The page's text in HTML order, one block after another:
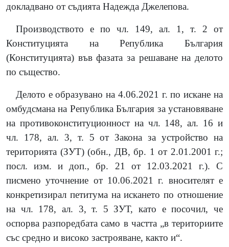
докладвано от съдията Надежда Джелепова.
Производството е по чл. 149, ал. 1, т. 2 от
Конституцията на Република България
(Конституцията) във фазата за решаване на делото
по същество.
Делото е образувано на 4.06.2021 г. по искане на
омбудсмана на Република България за установяване
на противоконституционност на чл. 148, ал. 16 и
чл. 178, ал. 3, т. 5 от Закона за устройство на
територията (ЗУТ) (обн., ДВ, бр. 1 от 2.01.2001 г.;
посл. изм. и доп., бр. 21 от 12.03.2021 г.). С
писмено уточнение от 10.06.2021 г. вносителят е
конкретизирал петитума на искането по отношение
на чл. 178, ал. 3, т. 5 ЗУТ, като е посочил, че
оспорва разпоредбата само в частта „в териториите
със средно и високо застрояване, както и“.